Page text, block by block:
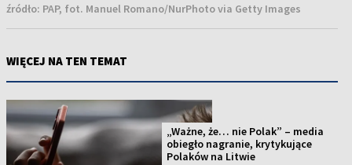
źródło: PAP, fot. Manuel Romano/NurPhoto via Getty Images
WIĘCEJ NA TEN TEMAT
„Ważne, że… nie Polak” – media
obiegło nagranie, krytykujące
Polaków na Litwie